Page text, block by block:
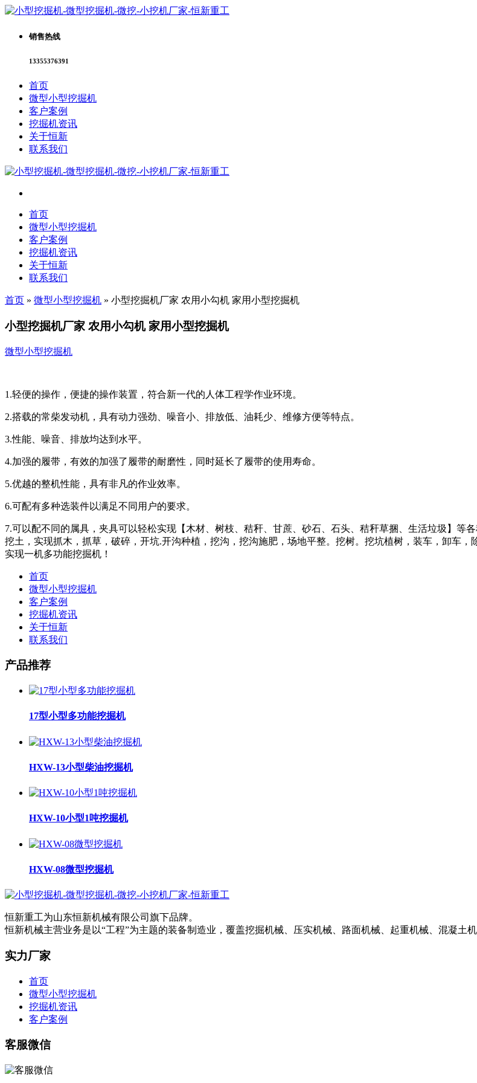
销售热线
13355376391
首页
微型小型挖掘机
客户案例
挖掘机资讯
关于恒新
联系我们
首页
微型小型挖掘机
客户案例
挖掘机资讯
关于恒新
联系我们
首页 » 微型小型挖掘机 » 小型挖掘机厂家 农用小勾机 家用小型挖掘机
小型挖掘机厂家 农用小勾机 家用小型挖掘机
微型小型挖掘机
1.轻便的操作，便捷的操作装置，符合新一代的人体工程学作业环境。
2.搭载的常柴发动机，具有动力强劲、噪音小、排放低、油耗少、维修方便等特点。
3.性能、噪音、排放均达到水平。
4.加强的履带，有效的加强了履带的耐磨性，同时延长了履带的使用寿命。
5.优越的整机性能，具有非凡的作业效率。
6.可配有多种选装件以满足不同用户的要求。
7.可以配不同的属具，夹具可以轻松实现【木材、树枝、秸秆、甘蔗、砂石、石头、秸秆草捆、生活垃圾】等各
挖土，实现抓木，抓草，破碎，开坑.开沟种植，挖沟，挖沟施肥，场地平整。挖树。挖坑植树，装车，卸车，
实现一机多功能挖掘机！
首页
微型小型挖掘机
客户案例
挖掘机资讯
关于恒新
联系我们
产品推荐
17型小型多功能挖掘机
HXW-13小型柴油挖掘机
HXW-10小型1吨挖掘机
HXW-08微型挖掘机
恒新重工为山东恒新机械有限公司旗下品牌。
恒新机械主营业务是以“工程”为主题的装备制造业，覆盖挖掘机械、压实机械、路面机械、起重机械、混凝土
实力厂家
首页
微型小型挖掘机
挖掘机资讯
客户案例
客服微信